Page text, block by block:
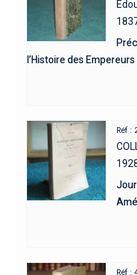
l’Histoire des
Réf :
Réf :